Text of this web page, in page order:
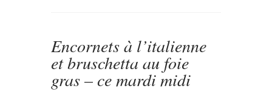
Encornets à l’italienne
et bruschetta au foie
gras – ce mardi midi